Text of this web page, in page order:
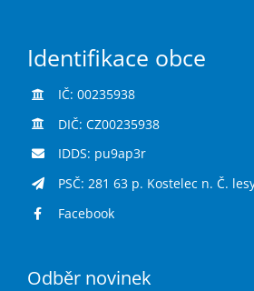
Identifikace obce
IČ: 00235938
DIČ: CZ00235938
IDDS: pu9ap3r
PSČ: 281 63 p. Kostelec n. Č.
Facebook
Odběr novinek